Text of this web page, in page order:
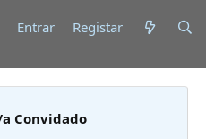
Entrar Registar
Convidado